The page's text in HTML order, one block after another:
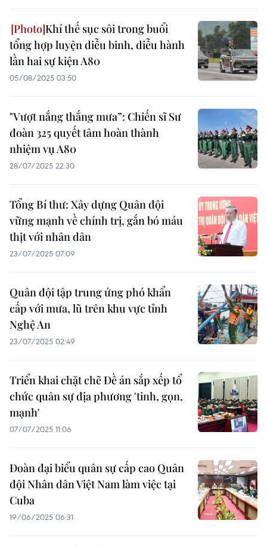
Khí thế sục sôi trong buổi
tổng hợp luyện diễu binh, diễu hành
lần hai sự kiện A80
05/08/2025 03:50
"Vượt nắng thắng mưa”: Chiến sĩ Sư
đoàn 325 quyết tâm hoàn thành
nhiệm vụ A80
28/07/2025 22:30
Tổng Bí thư: Xây dựng Quân đội
vững mạnh về chính trị, gắn bó máu
thịt với nhân dân
23/07/2025 07:09
Quân đội tập trung ứng phó khẩn
cấp với mưa, lũ trên khu vực tỉnh
Nghệ An
23/07/2025 02:49
Triển khai chặt chẽ Đề án sắp xếp tổ
chức quân sự địa phương 'tinh, gọn,
mạnh'
07/07/2025 11:06
Đoàn đại biểu quân sự cấp cao Quân
đội Nhân dân Việt Nam làm việc tại
Cuba
19/06/2025 06:31